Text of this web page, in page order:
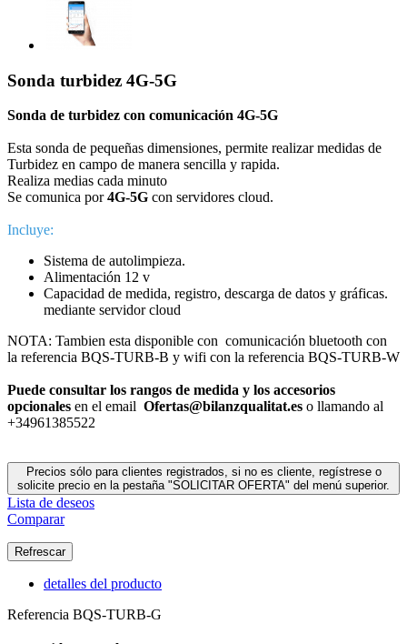
Sonda turbidez 4G-5G
Sonda de turbidez con comunicación 4G-5G
Esta sonda de pequeñas dimensiones, permite realizar medidas de
Turbidez en campo de manera sencilla y rapida.
Realiza medias cada minuto
Se comunica por4G-5G con servidores cloud.
Incluye:
Sistema de autolimpieza.
Alimentación 12 v
Capacidad de medida, registro, descarga de datos y gráficas.
mediante servidor cloud
NOTA: Tambien esta disponible con comunicación bluetooth con
la referencia BQS-TURB-B y wifi con la referencia BQS-TURB-W
Puede consultar los rangos de medida y los accesorios
opcionales en el email Ofertas@bilanzqualitat.es o llamando al
+34961385522
Precios sólo para clientes registrados, si no es cliente, regístrese o
solicite precio en la pestaña "SOLICITAR OFERTA" del menú superior.
Lista de deseos
Comparar
detalles del producto
Referencia BQS-TURB-G